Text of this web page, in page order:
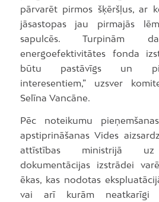
pārvarēt pirmos šķēršļus, ar
jāsastopas jau pirmajās
sapulcēs. Turpinām
energoefektivitātes fonda
būtu pastāvīgs un
interesentiem,” uzsver
Selīna Vancāne.
Pēc noteikumu
apstiprināšanas Vides
attīstības ministrijā uz
dokumentācijas izstrādei
ēkas, kas nodotas
vai arī kurām neatkarīgi